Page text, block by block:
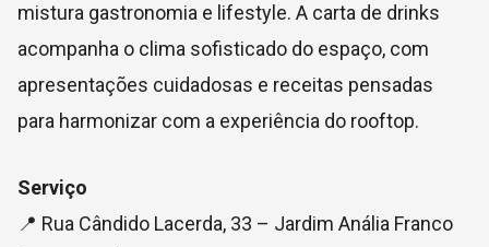
mistura gastronomia e lifestyle. A carta de drinks
acompanha o clima sofisticado do espaço, com
apresentações cuidadosas e receitas pensadas
para harmonizar com a experiência do rooftop.
Serviço
📍 Rua Cândido Lacerda, 33 – Jardim Anália Franco